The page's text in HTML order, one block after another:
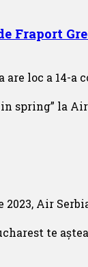
Fraport
are loc a 14-
Air